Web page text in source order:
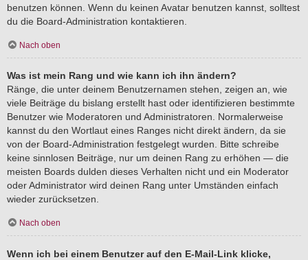
benutzen können. Wenn du keinen Avatar benutzen kannst, solltest
du die Board-Administration kontaktieren.
Nach oben
Was ist mein Rang und wie kann ich ihn ändern?
Ränge, die unter deinem Benutzernamen stehen, zeigen an, wie
viele Beiträge du bislang erstellt hast oder identifizieren bestimmte
Benutzer wie Moderatoren und Administratoren. Normalerweise
kannst du den Wortlaut eines Ranges nicht direkt ändern, da sie
von der Board-Administration festgelegt wurden. Bitte schreibe
keine sinnlosen Beiträge, nur um deinen Rang zu erhöhen — die
meisten Boards dulden dieses Verhalten nicht und ein Moderator
oder Administrator wird deinen Rang unter Umständen einfach
wieder zurücksetzen.
Nach oben
Wenn ich bei einem Benutzer auf den E-Mail-Link klicke,